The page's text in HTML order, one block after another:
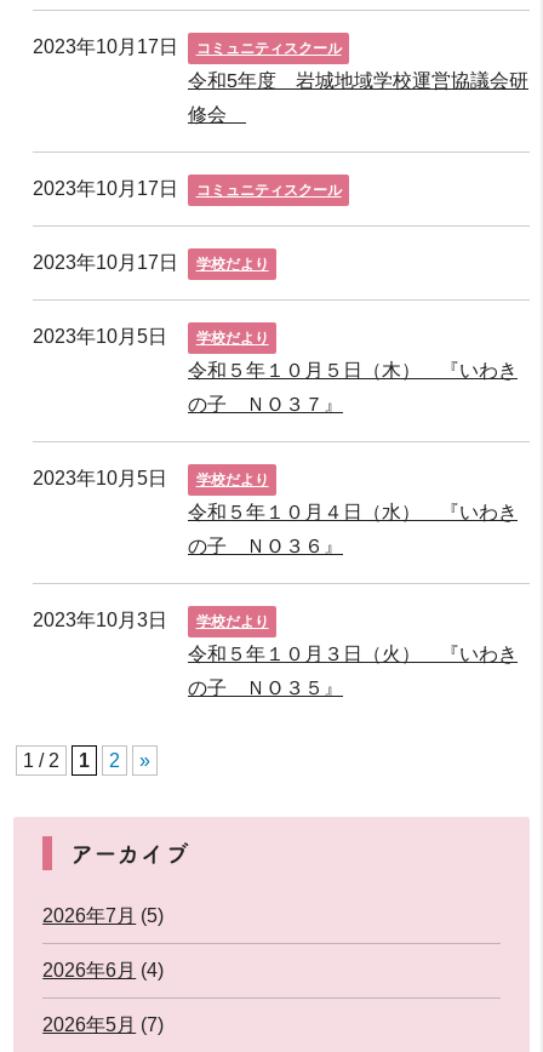
2023年10月17日 コミュニティスクール
令和5年度 岩城地域学校運営協議会研
修会
2023年10月17日 コミュニティスクール
2023年10月17日 学校だより
2023年10月5日 学校だより
令和５年１０月５日（木） 『いわき
の子 ＮＯ３７』
2023年10月5日 学校だより
令和５年１０月４日（水） 『いわき
の子 ＮＯ３６』
2023年10月3日 学校だより
令和５年１０月３日（火） 『いわき
の子 ＮＯ３５』
1 / 2 1 2 »
アーカイブ
2026年7月 (5)
2026年6月 (4)
2026年5月 (7)